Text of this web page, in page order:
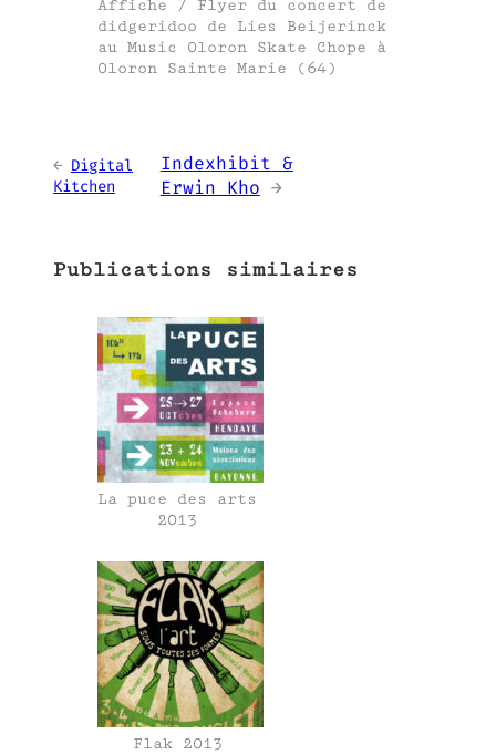
Affiche / Flyer du concert de
didgeridoo de Lies Beijerinck
au Music Oloron Skate Chope à
Oloron Sainte Marie (64)
← Digital
Kitchen
Indexhibit &
Erwin Kho →
Publications similaires
La puce des arts
2013
Flak 2013